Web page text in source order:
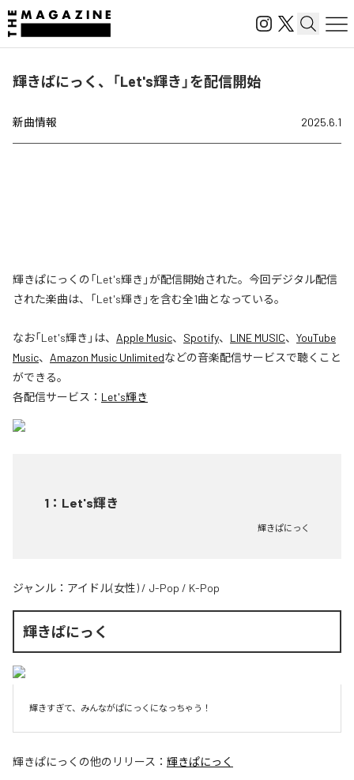
輝きぱにっく、「Let's輝き」を配信開始
新曲情報 2025.6.1
輝きぱにっくの「Let's輝き」が配信開始された。今回デジタル配信
された楽曲は、「Let's輝き」を含む全1曲となっている。
なお「Let's輝き 」は、 Apple Music、 Spotify、 LINE MUSIC、 YouTube
Music、 Amazon Music Unlimitedなどの音楽配信サービスで聴くこと
ができる。
各配信サービス： Let's輝き
1 ： Let's輝き
輝きぱにっく
ジャンル： アイドル(女性) / J-Pop / K-Pop
輝きぱにっく
輝きすぎて、みんながぱにっくになっちゃう！
輝きぱにっく の他のリリース： 輝きぱにっく